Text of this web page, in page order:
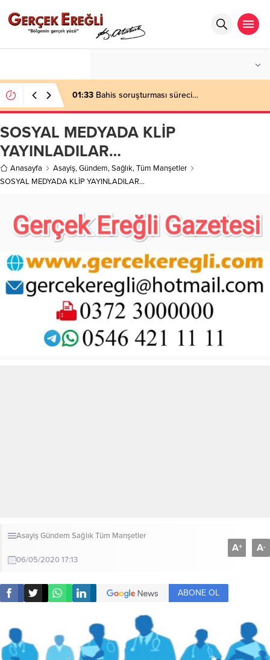
01:33 Bahis soruşturması süreci…
SOSYAL MEDYADA KLİP
YAYINLADILAR…
Anasayfa Asayiş,Gündem,Sağlık,Tüm Manşetler
SOSYAL MEDYADA KLİP YAYINLADILAR…
AsayişGündem SağlıkTüm Manşetler
06/05/2020 17:13
A+ A-
ABONE OL